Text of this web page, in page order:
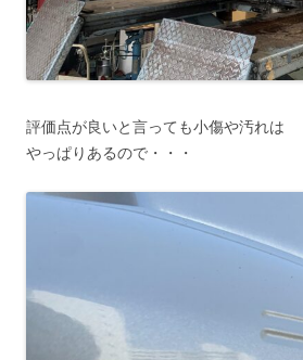
評価点が良いと言っても小傷や汚れは
やっぱりあるので・・・